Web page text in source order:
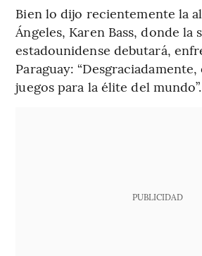
Bien lo dijo recientemente la
Ángeles, Karen Bass, donde la
estadounidense debutará,
Paraguay:
juegos para la élite del mundo”.
PUBLICIDAD